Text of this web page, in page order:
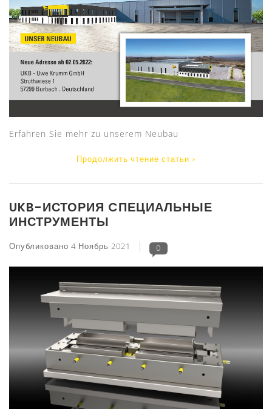
Erfahren Sie mehr zu unserem Neubau
Продолжить чтение статьи »
UKB-ИСТОРИЯ CПЕЦИАЛЬНЫЕ
ИНСТРУМЕНТЫ
Опубликовано 4 Ноябрь 2021 0